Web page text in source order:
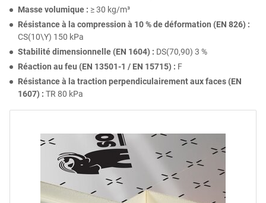
Masse volumique : ≥ 30 kg/m³
Résistance à la compression à 10 % de déformation (EN 826) :
CS(10\Y) 150 kPa
Stabilité dimensionnelle (EN 1604) : DS(70,90) 3 %
Réaction au feu (EN 13501-1 / EN 15715) : F
Résistance à la traction perpendiculairement aux faces (EN
1607) : TR 80 kPa